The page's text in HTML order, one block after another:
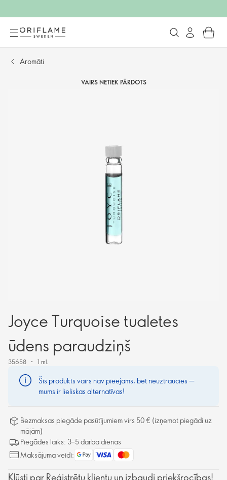
Aromāti
VAIRS NETIEK PĀRDOTS
Joyce Turquoise tualetes
ūdens paraudziņš
35658 1 ml.
Šis produkts vairs nav pieejams, bet neuztraucies —
mums ir lieliskas alternatīvas!
Bezmaksas piegāde pasūtījumiem virs 50 € (izņemot piegādi uz
mājām)
Piegādes laiks: 3–5 darba dienas
Maksājuma veidi:
Kļūsti par Reģistrētu klientu un izbaudi priekšrocības!